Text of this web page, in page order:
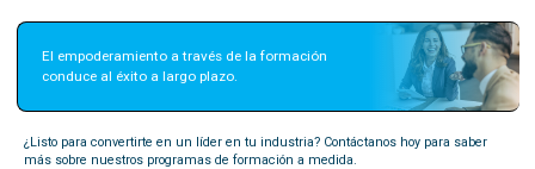
El empoderamiento a través de la formación
conduce al éxito a largo plazo.
¿Listo para convertirte en un líder en tu industria? Contáctanos hoy para saber
más sobre nuestros programas de formación a medida.